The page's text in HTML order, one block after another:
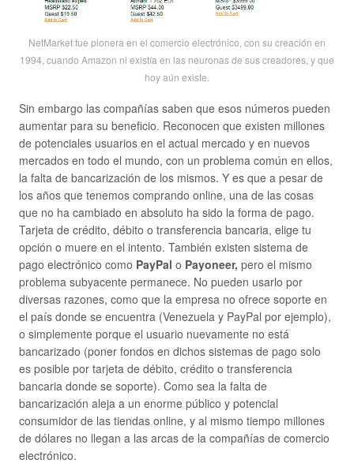
NetMarket fue pionera en el comercio electrónico, con su creación en
1994, cuando Amazon ni existía en las neuronas de sus creadores, y que
hoy aún existe.
Sin embargo las compañías saben que esos números pueden
aumentar para su beneficio. Reconocen que existen millones
de potenciales usuarios en el actual mercado y en nuevos
mercados en todo el mundo, con un problema común en ellos,
la falta de bancarización de los mismos. Y es que a pesar de
los años que tenemos comprando online, una de las cosas
que no ha cambiado en absoluto ha sido la forma de pago.
Tarjeta de crédito, débito o transferencia bancaria, elige tu
opción o muere en el intento. También existen sistema de
pago electrónico como PayPal o Payoneer, pero el mismo
problema subyacente permanece. No pueden usarlo por
diversas razones, como que la empresa no ofrece soporte en
el país donde se encuentra (Venezuela y PayPal por ejemplo),
o simplemente porque el usuario nuevamente no está
bancarizado (poner fondos en dichos sistemas de pago solo
es posible por tarjeta de débito, crédito o transferencia
bancaria donde se soporte). Como sea la falta de
bancarización aleja a un enorme público y potencial
consumidor de las tiendas online, y al mismo tiempo millones
de dólares no llegan a las arcas de la compañías de comercio
electrónico.